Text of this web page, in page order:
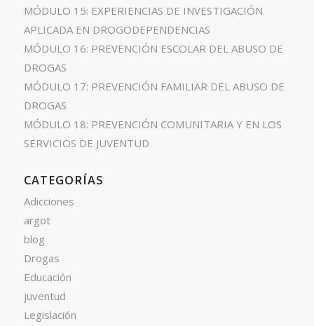
MÓDULO 15: EXPERIENCIAS DE INVESTIGACIÓN
APLICADA EN DROGODEPENDENCIAS
MÓDULO 16: PREVENCIÓN ESCOLAR DEL ABUSO DE
DROGAS
MÓDULO 17: PREVENCIÓN FAMILIAR DEL ABUSO DE
DROGAS
MÓDULO 18: PREVENCIÓN COMUNITARIA Y EN LOS
SERVICIOS DE JUVENTUD
CATEGORÍAS
Adicciones
argot
blog
Drogas
Educación
juventud
Legislación